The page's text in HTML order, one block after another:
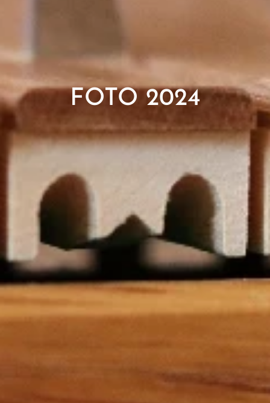
FOTO 2024